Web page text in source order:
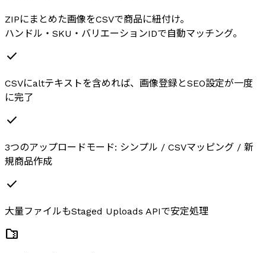
ZIPにまとめた画像をCSVで商品に紐付け。
ハンドル・SKU・バリエーションIDで自動マッチング。
check
CSVにaltテキストを含めれば、画像登録とSEO設定が一度
に完了
check
3つのアップロードモード: シンプル / CSVマッピング / 新
規商品作成
check
大量ファイルもStaged Uploads APIで安定処理
folder_zip